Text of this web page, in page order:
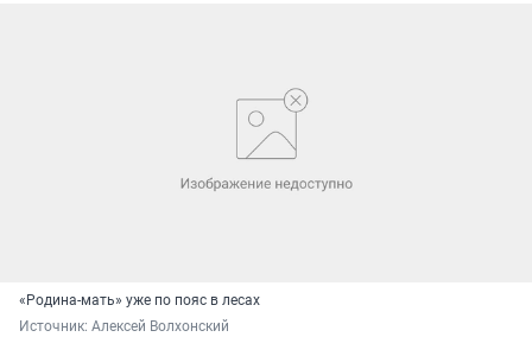
«Родина-мать» уже по пояс в лесах
Источник: Алексей Волхонский